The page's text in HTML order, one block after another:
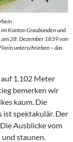
Kanton Graubünden und
28. Dezember 1839 von
unterschrieben – das
1.102 Meter
bemerken wir
kaum. Die
ist spektakulär. Der
Ausblicke vom
staunen.